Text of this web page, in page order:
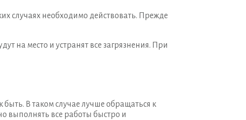
случаях необходимо действовать. Прежде
на место и устранят все загрязнения. При
В таком случае лучше обращаться к
выполнять все работы быстро и